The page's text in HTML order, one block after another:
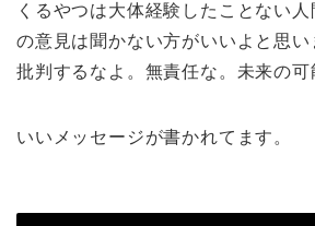
くるやつは大体経験したことない
の意見は聞かない方がいいよと思
批判するなよ。無責任な。未来の可
いいメッセージが書かれてます。